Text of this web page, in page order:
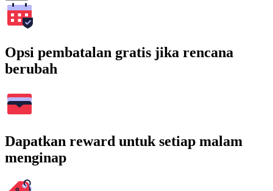
Opsi pembatalan gratis jika rencana
berubah
Dapatkan reward untuk setiap malam
menginap